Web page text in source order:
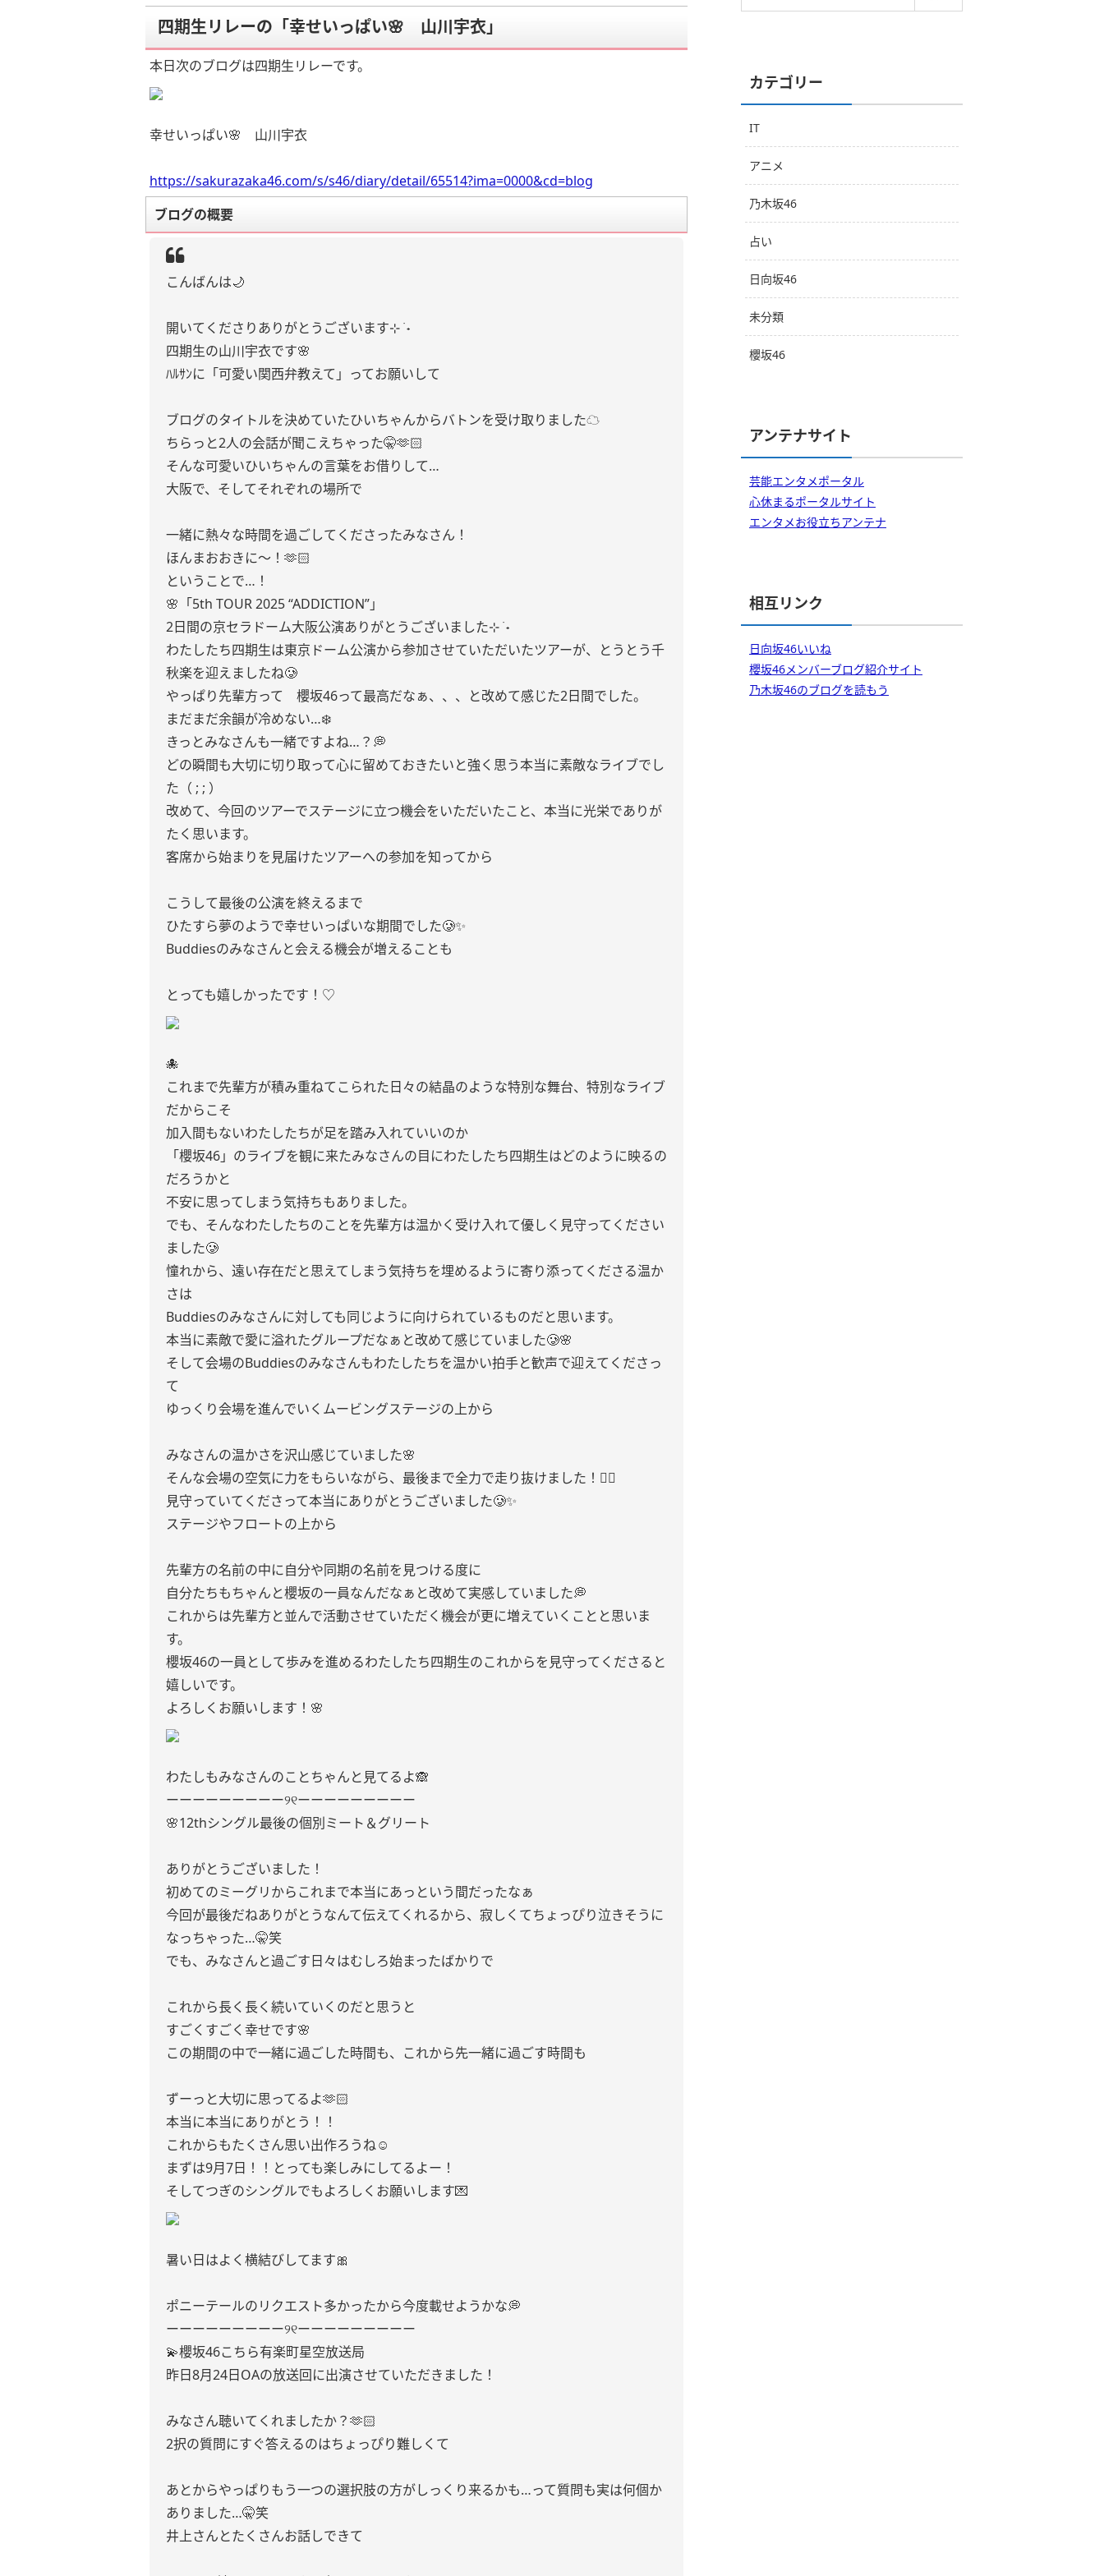
四期生リレーの「幸せいっぱい🌸 山川宇衣」
本日次のブログは四期生リレーです。
幸せいっぱい🌸 山川宇衣
https://sakurazaka46.com/s/s46/diary/detail/65514?ima=0000&cd=blog
ブログの概要
こんばんは🌙
開いてくださりありがとうございます⊹ ࣪ ˖
四期生の山川宇衣です🌸
ﾊﾙｻﾝに「可愛い関西弁教えて」ってお願いして
ブログのタイトルを決めていたひいちゃんからバトンを受け取りました☁️
ちらっと2人の会話が聞こえちゃった🤫🫶🏻
そんな可愛いひいちゃんの言葉をお借りして…
大阪で、そしてそれぞれの場所で
一緒に熱々な時間を過ごしてくださったみなさん！
ほんまおおきに〜！🫶🏻
ということで…！
🌸「5th TOUR 2025 “ADDICTION”」
2日間の京セラドーム大阪公演ありがとうございました⊹ ࣪ ˖
わたしたち四期生は東京ドーム公演から参加させていただいたツアーが、とうとう千
秋楽を迎えましたね🥲
やっぱり先輩方って 櫻坂46って最高だなぁ、、、と改めて感じた2日間でした。
まだまだ余韻が冷めない…❄️
きっとみなさんも一緒ですよね…？💭
どの瞬間も大切に切り取って心に留めておきたいと強く思う本当に素敵なライブでし
た（ ; ; ）
改めて、今回のツアーでステージに立つ機会をいただいたこと、本当に光栄でありが
たく思います。
客席から始まりを見届けたツアーへの参加を知ってから
こうして最後の公演を終えるまで
ひたすら夢のようで幸せいっぱいな期間でした🥲✨
Buddiesのみなさんと会える機会が増えることも
とっても嬉しかったです！♡
🐙
これまで先輩方が積み重ねてこられた日々の結晶のような特別な舞台、特別なライブ
だからこそ
加入間もないわたしたちが足を踏み入れていいのか
「櫻坂46」のライブを観に来たみなさんの目にわたしたち四期生はどのように映るの
だろうかと
不安に思ってしまう気持ちもありました。
でも、そんなわたしたちのことを先輩方は温かく受け入れて優しく見守ってください
ました🥲
憧れから、遠い存在だと思えてしまう気持ちを埋めるように寄り添ってくださる温か
さは
Buddiesのみなさんに対しても同じように向けられているものだと思います。
本当に素敵で愛に溢れたグループだなぁと改めて感じていました🥲🌸
そして会場のBuddiesのみなさんもわたしたちを温かい拍手と歓声で迎えてくださっ
て
ゆっくり会場を進んでいくムービングステージの上から
みなさんの温かさを沢山感じていました🌸
そんな会場の空気に力をもらいながら、最後まで全力で走り抜けました！✊🏻
見守っていてくださって本当にありがとうございました🥲✨
ステージやフロートの上から
先輩方の名前の中に自分や同期の名前を見つける度に
自分たちもちゃんと櫻坂の一員なんだなぁと改めて実感していました💭
これからは先輩方と並んで活動させていただく機会が更に増えていくことと思いま
す。
櫻坂46の一員として歩みを進めるわたしたち四期生のこれからを見守ってくださると
嬉しいです。
よろしくお願いします！🌸
わたしもみなさんのことちゃんと見てるよ🙈
ーーーーーーーーー୨୧ーーーーーーーーー
🌸12thシングル最後の個別ミート＆グリート
ありがとうございました！
初めてのミーグリからこれまで本当にあっという間だったなぁ
今回が最後だねありがとうなんて伝えてくれるから、寂しくてちょっぴり泣きそうに
なっちゃった…🤫笑
でも、みなさんと過ごす日々はむしろ始まったばかりで
これから長く長く続いていくのだと思うと
すごくすごく幸せです🌸
この期間の中で一緒に過ごした時間も、これから先一緒に過ごす時間も
ずーっと大切に思ってるよ🫶🏻
本当に本当にありがとう！！
これからもたくさん思い出作ろうね☺︎
まずは9月7日！！とっても楽しみにしてるよー！
そしてつぎのシングルでもよろしくお願いします💌
暑い日はよく横結びしてます🎀
ポニーテールのリクエスト多かったから今度載せようかな💭
ーーーーーーーーー୨୧ーーーーーーーーー
💫櫻坂46こちら有楽町星空放送局
昨日8月24日OAの放送回に出演させていただきました！
みなさん聴いてくれましたか？🫶🏻
2択の質問にすぐ答えるのはちょっぴり難しくて
あとからやっぱりもう一つの選択肢の方がしっくり来るかも…って質問も実は何個か
ありました…🤫笑
井上さんとたくさんお話しできて
カテゴリー
IT
アニメ
乃木坂46
占い
日向坂46
未分類
櫻坂46
アンテナサイト
芸能エンタメポータル
心休まるポータルサイト
エンタメお役立ちアンテナ
相互リンク
日向坂46いいね
櫻坂46メンバーブログ紹介サイト
乃木坂46のブログを読もう